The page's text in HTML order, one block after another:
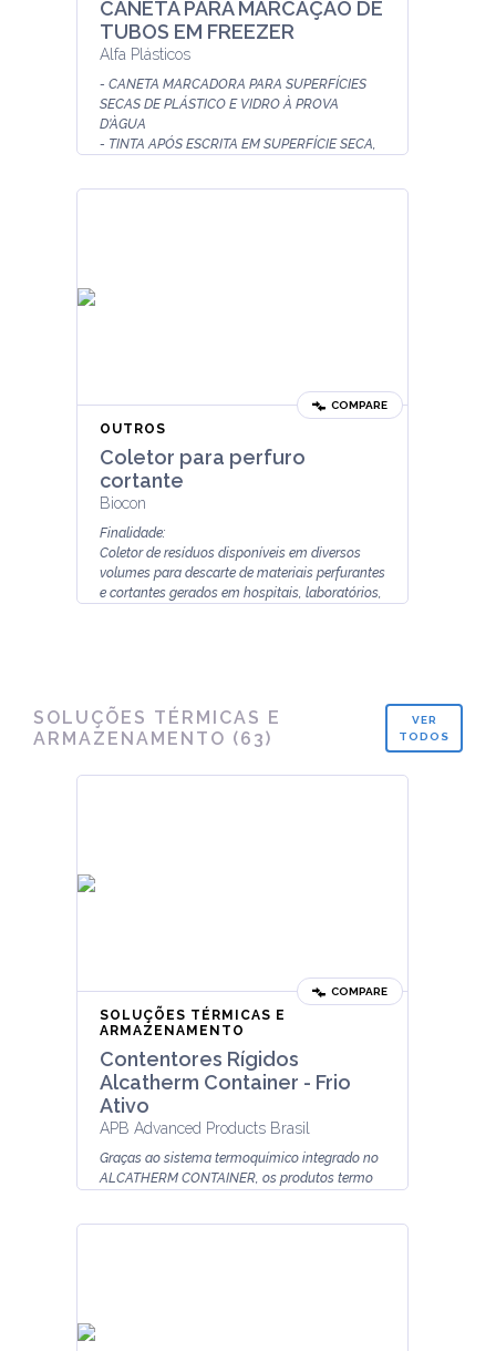
CANETA PARA MARCAÇÃO DE
TUBOS EM FREEZER
Alfa Plásticos
- CANETA MARCADORA PARA SUPERFÍCIES
SECAS DE PLÁSTICO E VIDRO À PROVA
D'ÀGUA
- TINTA APÓS ESCRITA EM SUPERFÍCIE SECA,
COMPARE
OUTROS
Coletor para perfuro
cortante
Biocon
Finalidade:
Coletor de resíduos disponíveis em diversos
volumes para descarte de materiais perfurantes
e cortantes gerados em hospitais, laboratórios,
SOLUÇÕES TÉRMICAS E
ARMAZENAMENTO (63)
VER
TODOS
COMPARE
SOLUÇÕES TÉRMICAS E
ARMAZENAMENTO
Contentores Rígidos
Alcatherm Container - Frio
Ativo
APB Advanced Products Brasil
Graças ao sistema termoquímico integrado no
ALCATHERM CONTAINER, os produtos termo